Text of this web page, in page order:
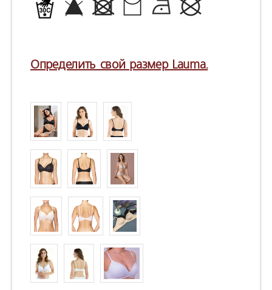
Определить свой размер Lauma.